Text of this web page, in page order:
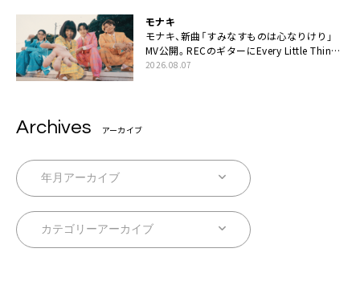
モナキ
モナキ、新曲「すみなすものは心なりけり」
MV公開。RECのギターにEvery Little Thing・
伊藤一朗参加も
2026.08.07
Archives アーカイブ